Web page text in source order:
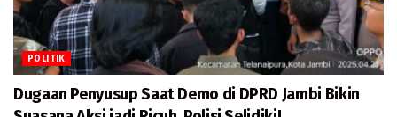
POLITIK
Dugaan Penyusup Saat Demo di DPRD Jambi Bikin